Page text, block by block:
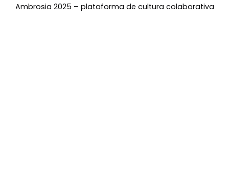
Ambrosia 2025 – plataforma de cultura colaborativa